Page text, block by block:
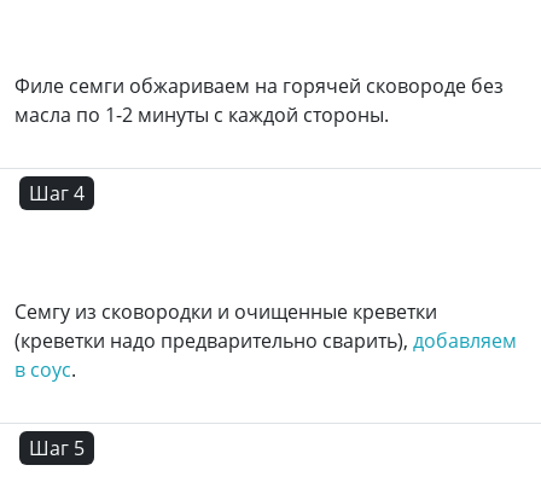
Филе семги обжариваем на горячей сковороде без
масла по 1-2 минуты с каждой стороны.
Шаг 4
Семгу из сковородки и очищенные креветки
(креветки надо предварительно сварить), добавляем
в соус.
Шаг 5